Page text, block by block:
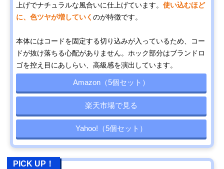
上げでナチュラルな風合いに仕上げています。 使い込むほど
に、色ツヤが増していく のが特徴です。
本体にはコードを固定する切り込みが入っているため、コー
ドが抜け落ちる心配がありません。ホック部分はブランドロ
ゴを控え目にあしらい、高級感を演出しています。
Amazon（5個セット）
楽天市場で見る
Yahoo!（5個セット）
PICK UP！